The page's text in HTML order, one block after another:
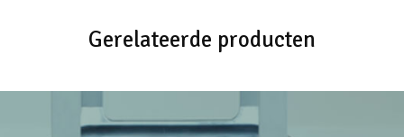
Gerelateerde producten